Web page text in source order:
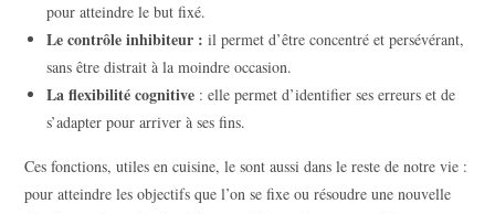
pour atteindre le but fixé.
Le contrôle inhibiteur : il permet d’être concentré et persévérant,
sans être distrait à la moindre occasion.
La flexibilité cognitive : elle permet d’identifier ses erreurs et de
s’adapter pour arriver à ses fins.
Ces fonctions, utiles en cuisine, le sont aussi dans le reste de notre vie :
pour atteindre les objectifs que l’on se fixe ou résoudre une nouvelle